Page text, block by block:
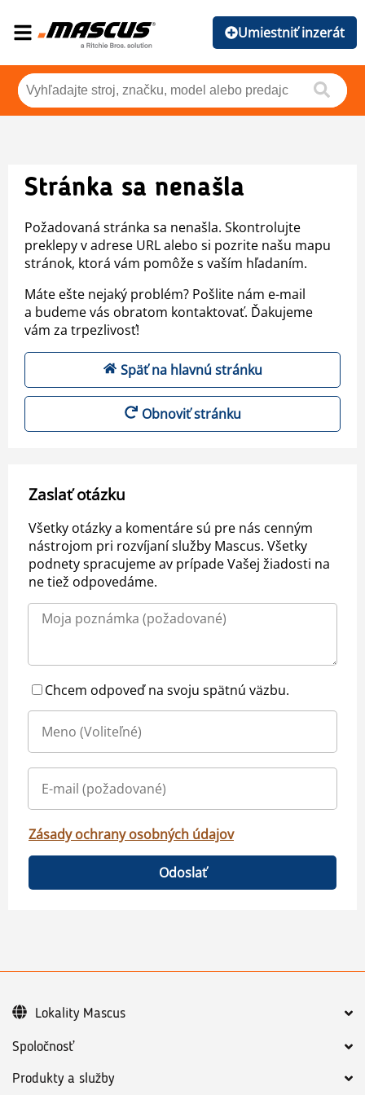
Umiestniť inzerát
Stránka sa nenašla
Požadovaná stránka sa nenašla. Skontrolujte
preklepy v adrese URL alebo si pozrite našu mapu
stránok, ktorá vám pomôže s vaším hľadaním.
Máte ešte nejaký problém? Pošlite nám e-mail
a budeme vás obratom kontaktovať. Ďakujeme
vám za trpezlivosť!
Späť na hlavnú stránku
Obnoviť stránku
Zaslať otázku
Všetky otázky a komentáre sú pre nás cenným
nástrojom pri rozvíjaní služby Mascus. Všetky
podnety spracujeme av prípade Vašej žiadosti na
ne tiež odpovedáme.
Chcem odpoveď na svoju spätnú väzbu.
Zásady ochrany osobných údajov
Odoslať
Spoločnosť
Produkty a služby
Lokality Mascus